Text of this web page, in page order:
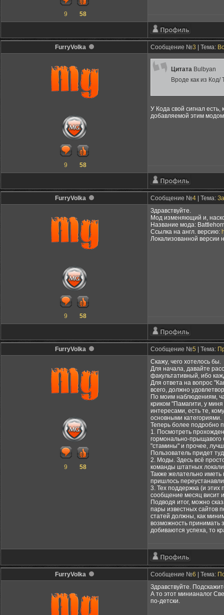
9 58
FurryVolka Сообщение №3 | Тема:
9 58
Цитата Bulbyan
Вроде как из Код/
У Кода свой сигнал есть,
добавляемой этим
FurryVolka Сообщение №4 | Тема:
9 58
Здравствуйте.
Мод изменяющий и,
Название мода:
Ссылка на англ. версию:
Локализованной версии
FurryVolka Сообщение №5 | Тема:
9 58
Скажу, чего хотелось бы.
Для начала, давайте
факультативный, ибо
Для ответа на вопрос
всего, должно
По моим наблюдениям,
криком "Памагити, у
интересами, есть те,
основными категориями.
Теперь более подробно
1. Посмотреть
гормонально-прыщавого
"стамины" и прочее,
Пользователь придет
2. Моды. Здесь всё
команды штатных
Также желательно иметь
пришлось
3. Тех поддержка (и этих
сообщение месяц висит
Подводя итог, можно
пары известных сайтов
статей должны, как
возможность принимать
добиваются успеха, то
FurryVolka Сообщение №6 | Тема:
Здравствуйте.
А то этот минианалог
по-детски.